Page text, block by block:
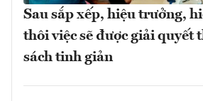
Sau sắp xếp, hiệu trưởng,
thôi việc sẽ được giải quyết
sách tinh giản